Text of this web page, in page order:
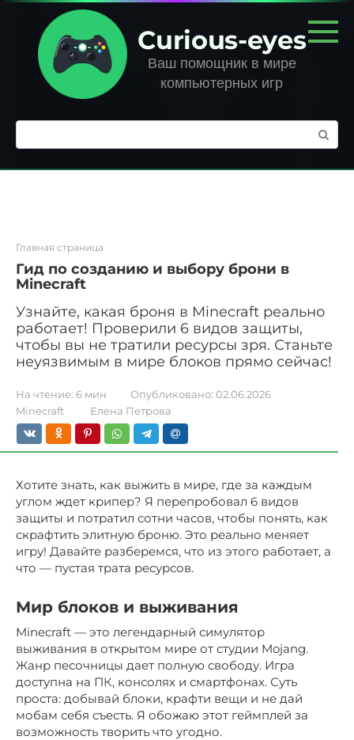
Перейти
контенту
Curious-eyes
Ваш помощник в мире
компьютерных игр
Поиск:
Главная страница
Гид по созданию и выбору брони в
Minecraft
Узнайте, какая броня в Minecraft реально
работает! Проверили 6 видов защиты,
чтобы вы не тратили ресурсы зря. Станьте
неуязвимым в мире блоков прямо сейчас!
На чтение: 6 мин Опубликовано: 02.06.2026
Minecraft
Елена Петрова
Хотите знать, как выжить в мире, где за каждым
углом ждет крипер? Я перепробовал 6 видов
защиты и потратил сотни часов, чтобы понять, как
скрафтить элитную броню. Это реально меняет
игру! Давайте разберемся, что из этого работает, а
что — пустая трата ресурсов.
Мир блоков и выживания
Minecraft — это легендарный симулятор
выживания в открытом мире от студии Mojang.
Жанр песочницы дает полную свободу. Игра
доступна на ПК, консолях и смартфонах. Суть
проста: добывай блоки, крафти вещи и не дай
мобам себя съесть. Я обожаю этот геймплей за
возможность творить что угодно.